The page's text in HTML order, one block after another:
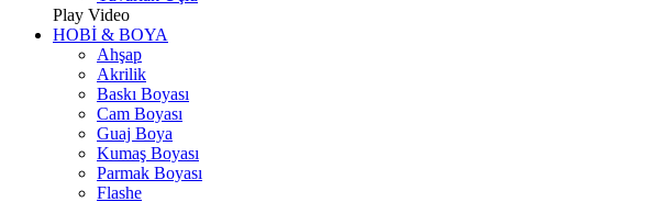
Play Video
HOBİ & BOYA
Ahşap
Akrilik
Baskı Boyası
Cam Boyası
Guaj Boya
Kumaş Boyası
Parmak Boyası
Flashe